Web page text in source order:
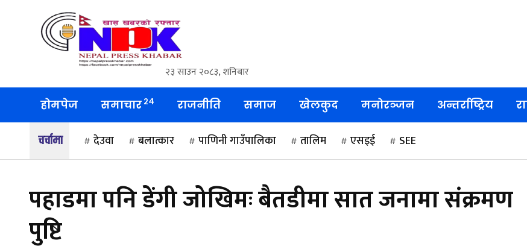
२३ साउन २०८३, शनिबार
होमपेज समाचार २४ राजनीति समाज खेलकुद मनोरञ्जन अन्तर्राष्ट्रिय
देउवा बलात्कार पाणिनी गाउँपालिका तालिम एसइई SEE
पहाडमा पनि डेंगी जोखिमः बैतडीमा सात जनामा संक्रमण
पुष्टि